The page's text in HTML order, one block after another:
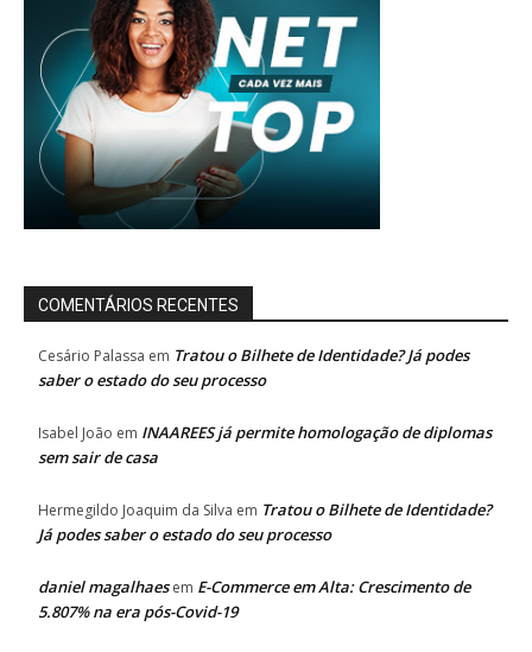
COMENTÁRIOS RECENTES
Cesário Palassa em Tratou o Bilhete de Identidade? Já podes
saber o estado do seu processo
Isabel João em INAAREES já permite homologação de diplomas
sem sair de casa
Hermegildo Joaquim da Silva em Tratou o Bilhete de Identidade?
Já podes saber o estado do seu processo
daniel magalhaesem E-Commerce em Alta: Crescimento de
5.807% na era pós-Covid-19